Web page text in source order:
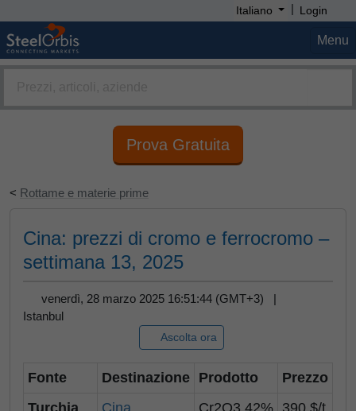
Italiano | Login
Menu
Prova Gratuita
< Rottame e materie prime
Cina: prezzi di cromo e ferrocromo –
settimana 13, 2025
venerdì, 28 marzo 2025 16:51:44 (GMT+3) |
Istanbul
Ascolta ora
Fonte Destinazione Prodotto Prezzo
Turchia
Cina
Cr2O3 42% 390 $/t